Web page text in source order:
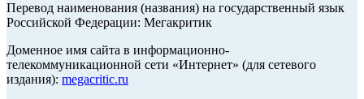
Перевод наименования (названия) на государственный язык
Российской Федерации: Мегакритик
Доменное имя сайта в информационно-
телекоммуникационной сети «Интернет» (для сетевого
издания): megacritic.ru